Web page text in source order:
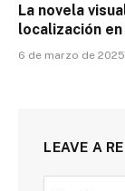
La novela
localización
6 de marzo de 2025
LEAVE A